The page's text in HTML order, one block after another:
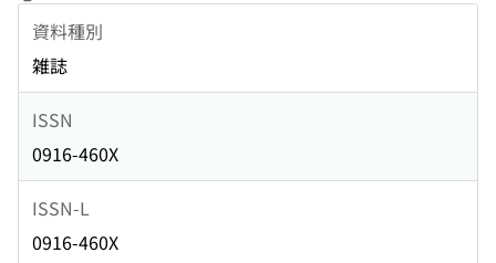
資料種別
雑誌
ISSN
0916-460X
ISSN-L
0916-460X